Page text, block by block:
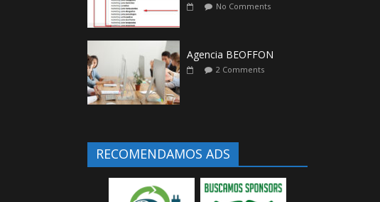
No Comments
Agencia BEOFFON
2 Comments
RECOMENDAMOS ADS